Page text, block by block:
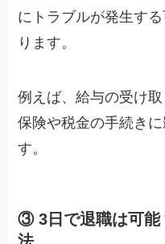
にトラブルが発生す
ります。
例えば、給与の受け
保険や税金の手続き
す。
③ 3日で退職は可能